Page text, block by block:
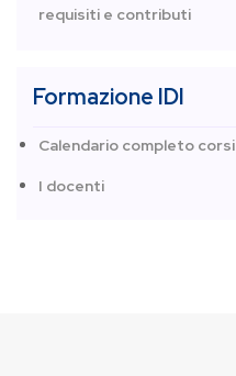
requisiti e contributi
Formazione IDI
Calendario completo corsi
I docenti